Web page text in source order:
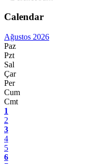
Calendar
Ağustos 2026
Paz
Pzt
Sal
Çar
Per
Cum
Cmt
1
2
3
4
5
6